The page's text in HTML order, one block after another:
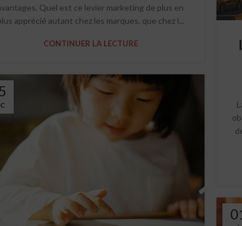
Quel est ce levier marketing de plus en
apprécié autant chez les marques, que chez l...
CONTINUER LA LECTURE